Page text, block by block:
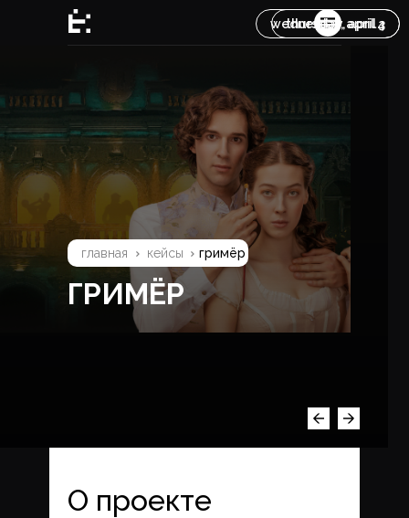
связаться
услуги
ГРИМЁР
главная кейсы гримёр
О проекте
wednesday, april 3
thursday, april 4